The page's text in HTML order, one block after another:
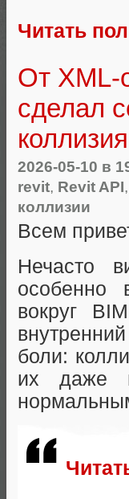
Читать
От XML-
сделал
2026-05-10 в
revit, Revit API
коллизии
Всем
Нечасто
особенно
вокруг
боли:
их даже